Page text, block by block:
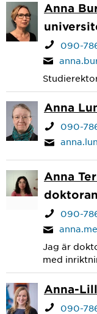
Anna
090-
Anna
090-
Anna
090-
Jag är
med
Anna-
090-